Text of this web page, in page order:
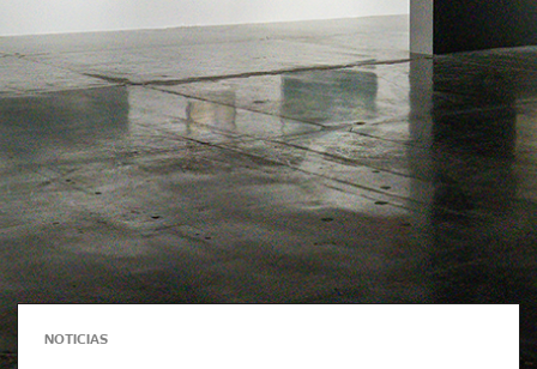
NOTICIAS